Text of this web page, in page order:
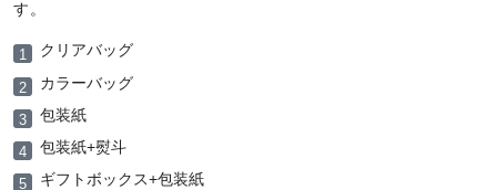
す。
クリアバッグ
カラーバッグ
包装紙
包装紙+熨斗
ギフトボックス+包装紙